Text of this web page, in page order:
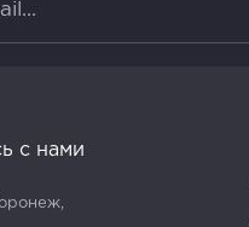
с нами